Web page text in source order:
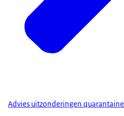
Advies uitzonderingen quarantaine